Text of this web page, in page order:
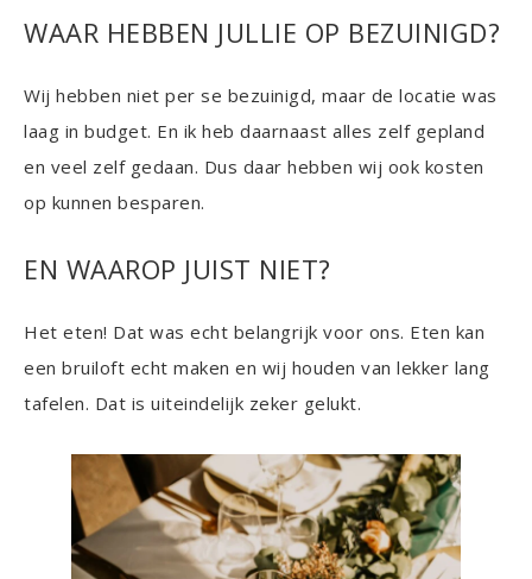
WAAR HEBBEN JULLIE OP BEZUINIGD?
Wij hebben niet per se bezuinigd, maar de locatie was
laag in budget. En ik heb daarnaast alles zelf gepland
en veel zelf gedaan. Dus daar hebben wij ook kosten
op kunnen besparen.
EN WAAROP JUIST NIET?
Het eten! Dat was echt belangrijk voor ons. Eten kan
een bruiloft echt maken en wij houden van lekker lang
tafelen. Dat is uiteindelijk zeker gelukt.